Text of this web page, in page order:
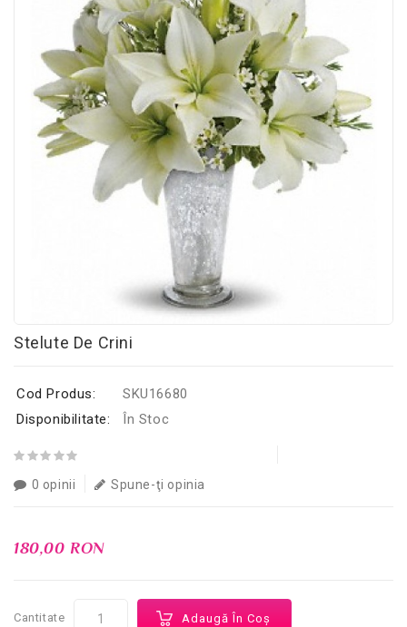
Stelute De Crini
Cod Produs:
SKU16680
Disponibilitate:
În Stoc
0 opinii Spune-ţi opinia
180,00 RON
Cantitate Adaugă În Coş